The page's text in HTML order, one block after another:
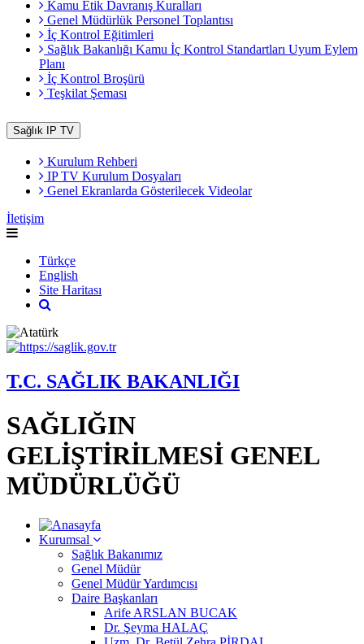
Kamu Etik Davranış Kuralları
Genel Müdürlük Personel Toplantısı
İç Kontrol Eğitimleri
Sağlık Bakanlığı Kamu İç Kontrol Standartları Uyum Eylem
Planı
İç Kontrol Broşürü
Teşkilat Şeması
Sağlık IP TV
Kurulum Rehberi
IP TV Kurulum Dosyaları
Genel Ekranlarda Gösterilecek Videolar
İletişim
Türkçe
English
Site Haritası
T.C. SAĞLIK BAKANLIĞI
SAĞLIĞIN
GELİŞTİRİLMESİ GENEL
MÜDÜRLÜĞÜ
Kurumsal
Sağlık Bakanımız
Genel Müdür
Genel Müdür Yardımcısı
Daire Başkanları
Arife ARSLAN BUCAK
Dr. Şeyma HALAÇ